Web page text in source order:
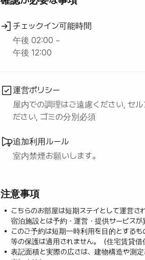
チェックイン可能時間
午後 02:00 ~
午後 12:00
運営ポリシー
屋内での調理はご遠慮ください, セ
ださい, ゴミの分別必須
追加利用ルール
室内禁煙お願いします。
注意事項
こちらのお部屋は短期ステイとして運営
宿泊施設とは予約・運営・提供サービスが
このご予約は短期一時利用を目的とする
等の保護は適用されません。（住宅賃貸借
表記面積と実際の広さは、建物構造や測